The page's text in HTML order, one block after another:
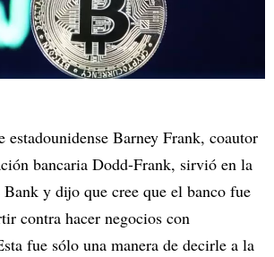
estadounidense Barney Frank, coautor
bancaria Dodd-Frank, sirvió en la
y dijo que cree que el banco fue
contra hacer negocios con
fue sólo una manera de decirle a la